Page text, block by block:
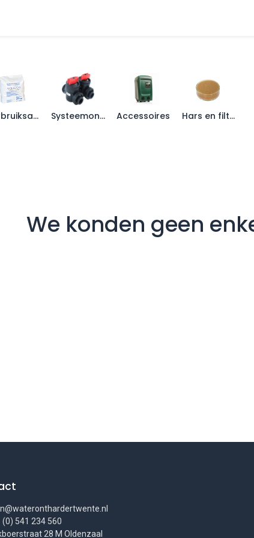
Verbruiksartikelen Systeemonderdelen Accessoires Hars en filtermedia
We konden geen
(0) 541 234 560
28 M Oldenzaal